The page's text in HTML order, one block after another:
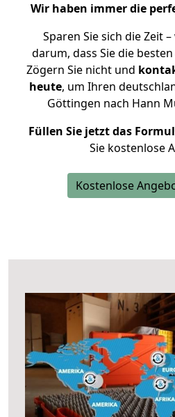
Wir haben immer die
Sparen Sie sich die Zeit
darum, dass Sie die
Zögern Sie nicht und
heute, um Ihren
Göttingen nach Hann
Füllen Sie jetzt das
Sie kostenlose
Kostenlose